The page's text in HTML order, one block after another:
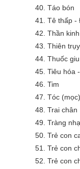
40. Táo bón
41. Tê thấp -
42. Thần
43. Thiên trụy
44. Thuốc
45. Tiêu hóa
46. Tim
47. Tóc
48. Trai chân
49. Tràng
50. Trẻ con
51. Trẻ con
52. Trẻ con